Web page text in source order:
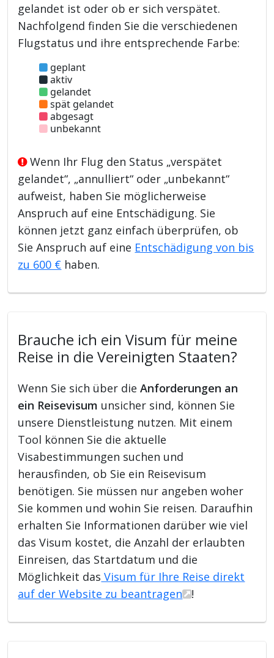
gelandet ist oder ob er sich verspätet.
Nachfolgend finden Sie die verschiedenen
Flugstatus und ihre entsprechende Farbe:
geplant
aktiv
gelandet
spät gelandet
abgesagt
unbekannt
Wenn Ihr Flug den Status „verspätet
gelandet“, „annulliert“ oder „unbekannt“
aufweist, haben Sie möglicherweise
Anspruch auf eine Entschädigung. Sie
können jetzt ganz einfach überprüfen, ob
Sie Anspruch auf eine Entschädigung von bis
zu 600 € haben.
Brauche ich ein Visum für meine
Reise in die Vereinigten Staaten?
Wenn Sie sich über dieAnforderungen an
ein Reisevisum unsicher sind, können Sie
unsere Dienstleistung nutzen. Mit einem
Tool können Sie die aktuelle
Visabestimmungen suchen und
herausfinden, ob Sie ein Reisevisum
benötigen. Sie müssen nur angeben woher
Sie kommen und wohin Sie reisen. Daraufhin
erhalten Sie Informationen darüber wie viel
das Visum kostet, die Anzahl der erlaubten
Einreisen, das Startdatum und die
Möglichkeit das Visum für Ihre Reise direkt
auf der Website zu beantragen
!